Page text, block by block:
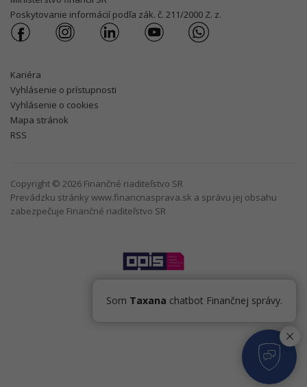
Poskytovanie informácií podľa zák. č. 211/2000 Z. z.
Kariéra
Vyhlásenie o prístupnosti
Vyhlásenie o cookies
Mapa stránok
RSS
Copyright © 2026 Finančné riaditeľstvo SR
Prevádzku stránky www.financnasprava.sk a správu jej obsahu
zabezpečuje Finančné riaditeľstvo SR
Som Taxana chatbot Finančnej správy.